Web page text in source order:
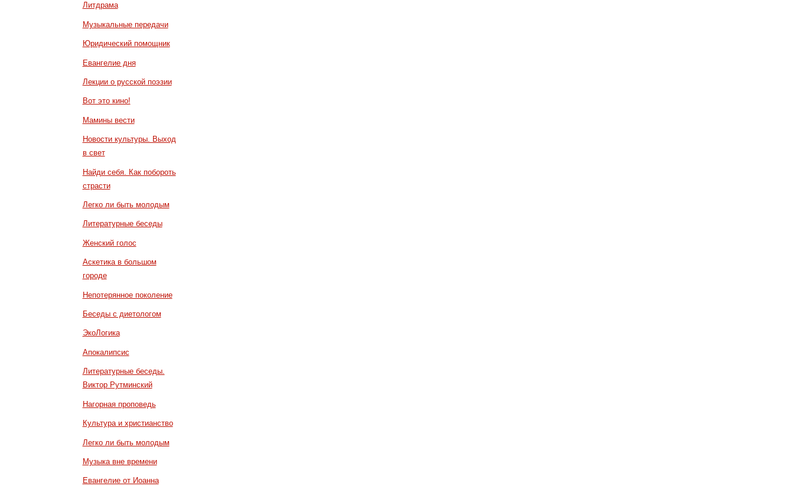
Литдрама
Музыкальные передачи
Юридический помощник
Евангелие дня
Лекции о русской поэзии
Вот это кино!
Мамины вести
Новости культуры. Выход
в свет
Найди себя. Как побороть
страсти
Легко ли быть молодым
Литературные беседы
Женский голос
Аскетика в большом
городе
Непотерянное поколение
Беседы с диетологом
ЭкоЛогика
Апокалипсис
Литературные беседы.
Виктор Рутминский
Нагорная проповедь
Культура и христианство
Легко ли быть молодым
Музыка вне времени
Евангелие от Иоанна